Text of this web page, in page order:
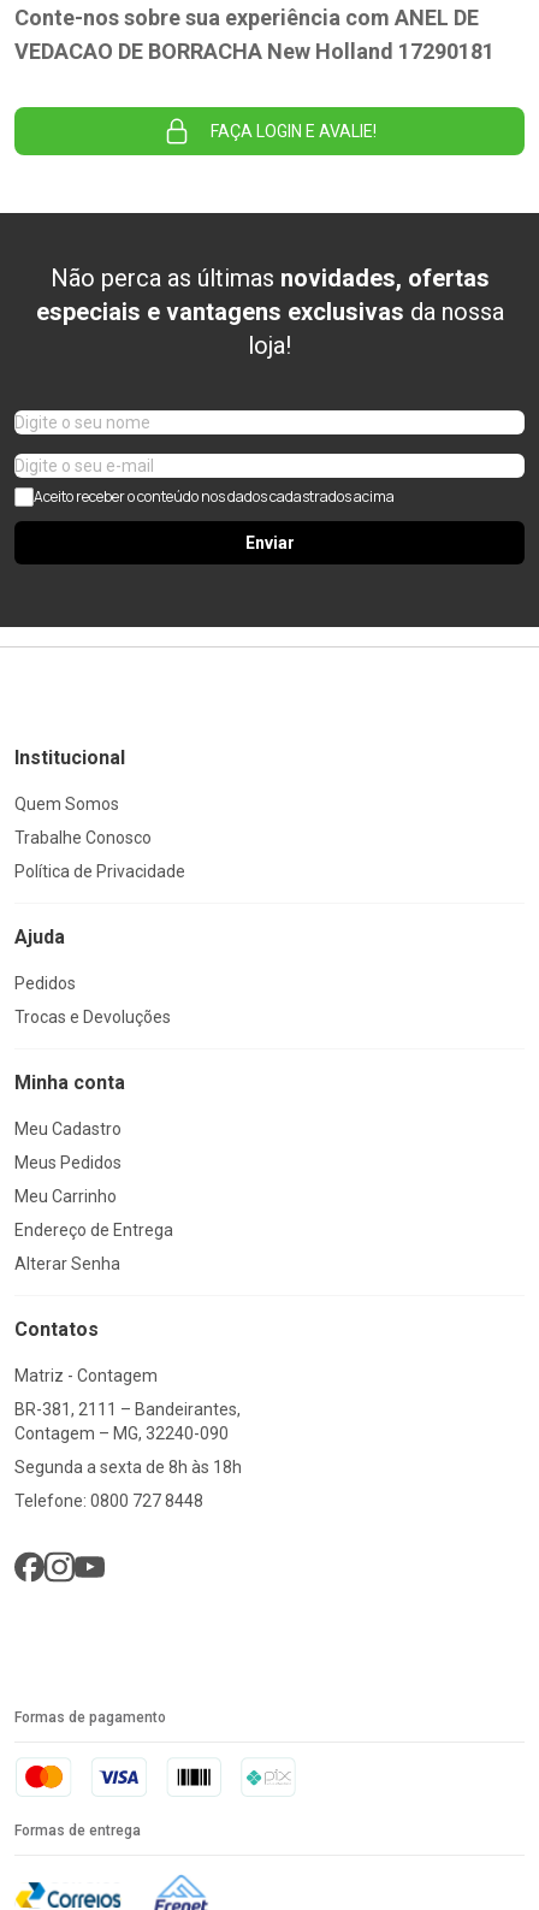
Conte-nos sobre sua experiência com ANEL DE
VEDACAO DE BORRACHA New Holland 17290181
FAÇA LOGIN E AVALIE!
Não perca as últimas novidades, ofertas
especiais e vantagens exclusivas da nossa
loja!
Aceito receber o conteúdo nos dados cadastrados acima
Enviar
Institucional
Quem Somos
Trabalhe Conosco
Política de Privacidade
Ajuda
Pedidos
Trocas e Devoluções
Minha conta
Meu Cadastro
Meus Pedidos
Meu Carrinho
Endereço de Entrega
Alterar Senha
Contatos
Matriz - Contagem
BR-381, 2111 – Bandeirantes,
Contagem – MG, 32240-090
Segunda a sexta de 8h às 18h
Telefone: 0800 727 8448
Formas de pagamento
Formas de entrega